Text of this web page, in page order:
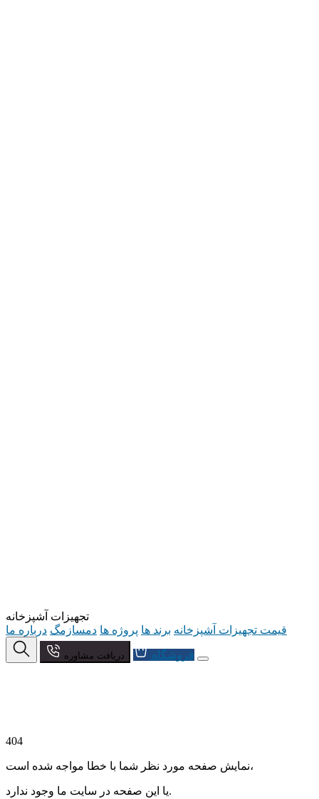
تجهیزات آشپزخانه
قیمت تجهیزات آشپزخانه برند ها پروژه ها دمسازمگ درباره ما
دریافت مشاوره فروشگاه
404
نمایش صفحه مورد نظر شما با خطا مواجه شده است،
یا این صفحه در سایت ما وجود ندارد.